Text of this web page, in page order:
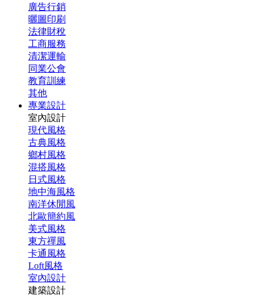
廣告行銷
曬圖印刷
法律財稅
工商服務
清潔運輸
同業公會
教育訓練
其他
專業設計
室內設計
現代風格
古典風格
鄉村風格
混搭風格
日式風格
地中海風格
南洋休閒風
北歐簡約風
美式風格
東方禪風
卡通風格
Loft風格
室內設計
建築設計